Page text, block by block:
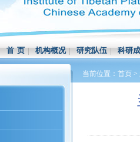
首 页|机构概况|研究队伍|科研
当前位置： 首页 >